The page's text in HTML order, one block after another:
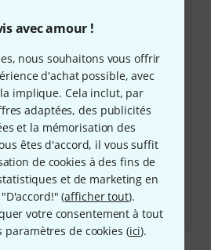
avec amour !
nous souhaitons vous offrir
d'achat possible, avec
implique. Cela inclut, par
adaptées, des publicités
et la mémorisation des
êtes d'accord, il vous suffit
de cookies à des fins de
et de marketing en
(afficher tout).
votre consentement à tout
paramètres de cookies (ici).
client
(CEST - Heure
contact